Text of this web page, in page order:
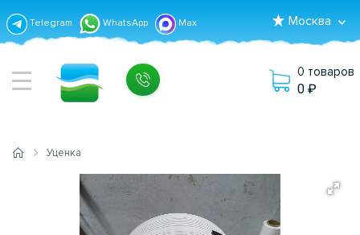
Telegram WhatsApp Max Москва
0 товаров
0
Уценка